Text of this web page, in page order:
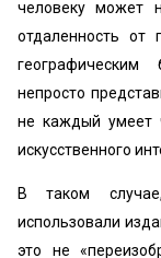
человеку может
отдаленность от
непросто
не каждый умеет
искусственного
В таком случае,
использовали
это не